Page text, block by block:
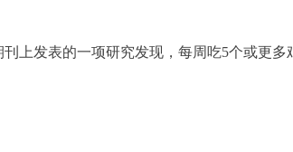
刊上发表的一项研究发现，每周吃5个或更